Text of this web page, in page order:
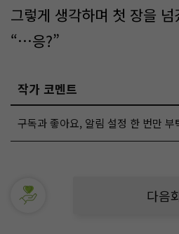
그렇게 생각하며 첫 장을 넘
“…응?”
작가 코멘트
구독과 좋아요, 알림 설정 한 번만 부
다음